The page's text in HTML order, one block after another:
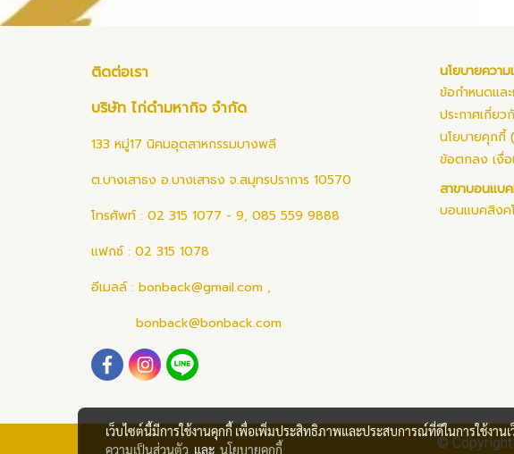
ติดต่อเรา
บริษัท ไก่ดำมหากิจ จำกัด
133 หมู่17 นิคมอุตสาหกรรมบางพลี
ต.บางเสาธง อ.บางเสาธง จ.สมุทรปราการ 10570
โทรศัพท์ : 02 315 1077 - 9, 085 559 9888
แฟกซ์ : 02 315 1078
อีเมลล์ : bonback@gmail.com ,
bonback@bonback.com
นโยบายควา
ข้อกำหนดและ
ประกาศเกี่ย
นโยบายคุกกี้
ข้อตกลง เงื่อ
สาขาบอนแบ
บอนแบคสิงค
©
เว็บไซต์นี้มีการใช้งานคุกกี้ เพื่อเพิ่มประสิทธิภาพและประสบการณ์ที่ดีในการใช้งาน
ความเป็นส่วนตัว และ นโยบายคุกกี้